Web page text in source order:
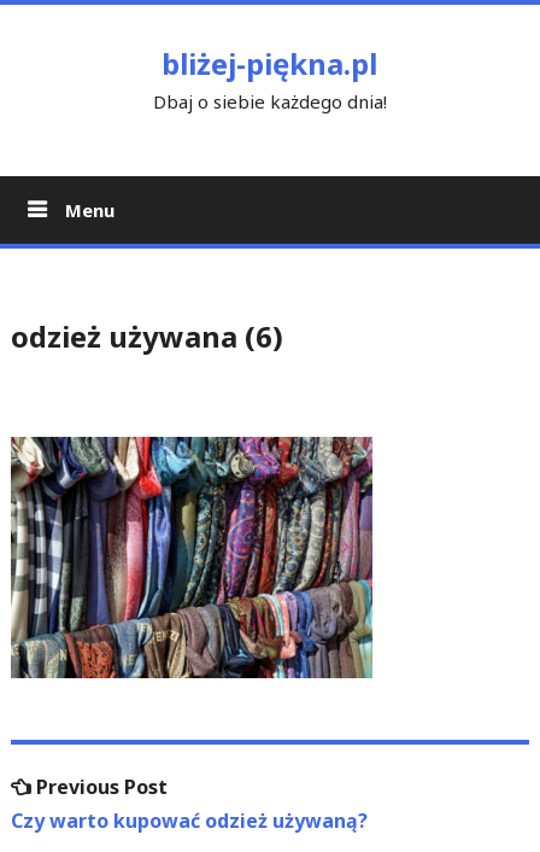
bliżej-piękna.pl
Dbaj o siebie każdego dnia!
Menu
odzież używana (6)
Nawigacja
wpisu
Previous PostPrevious
post:
Czy warto kupować odzież używaną?